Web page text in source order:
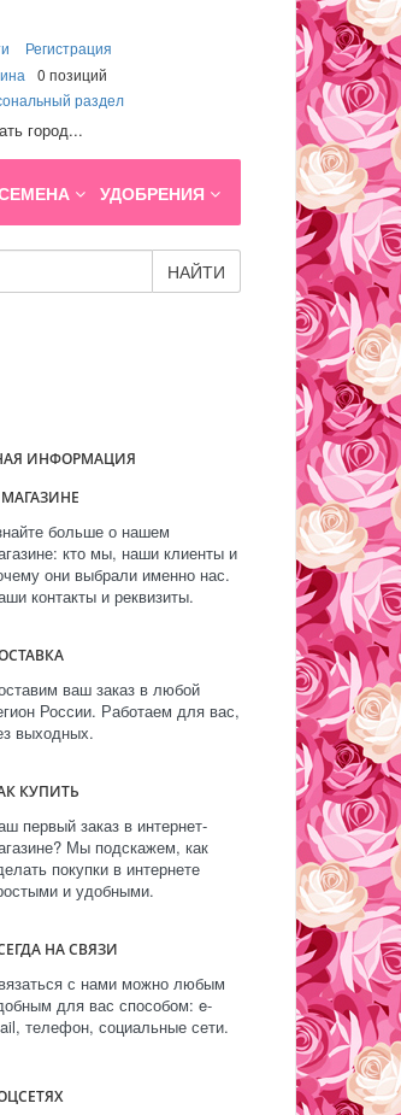
Регистрация
0 позиций
раздел
город...
УДОБРЕНИЯ
НАЙТИ
ИНФОРМАЦИЯ
больше о нашем
кто мы, наши клиенты и
они выбрали именно нас.
контакты и реквизиты.
ваш заказ в любой
России. Работаем для вас,
выходных.
КУПИТЬ
первый заказ в интернет-
Мы подскажем, как
покупки в интернете
и удобными.
НА СВЯЗИ
с нами можно любым
для вас способом: e-
телефон, социальные сети.